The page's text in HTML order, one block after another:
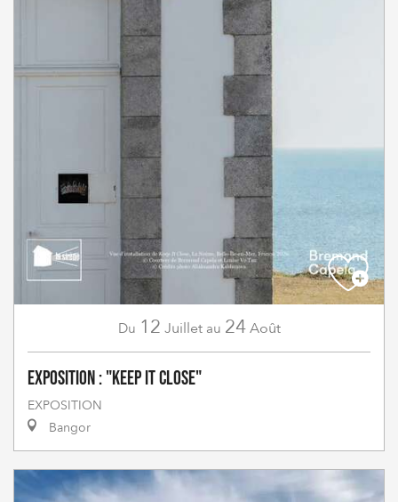
Du 12 Juillet au 24 Août
Exposition : "Keep It Close"
EXPOSITION
Bangor